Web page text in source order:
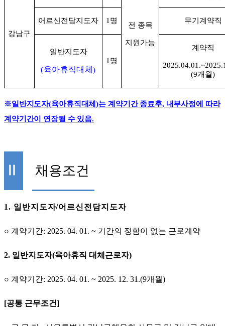
강남구
전 종목
지원가능
어르신전담지도자 1 명 무기계약직
일반지도자
(육아휴직대체)
1 명
계약직
(9개월)
※일반지도자(육아휴직대체)는 계약기간 종료후, 내부사정에 따라
계약기간이 연장될 수 있음.
채용조건
1. 일반지도자/어르신전담지도자
○ 계약기간: 2025. 04. 01. ~ 기간의 정함이 없는 근로계약
2. 일반지도자(육아휴직 대체근로자)
○ 계약기간: 2025. 04. 01. ~ 2025. 12. 31.(9개월)
[공통 근무조건]